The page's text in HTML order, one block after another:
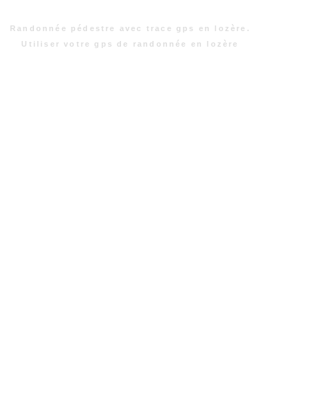
Randonnée pédestre avec trace gps en lozère.
Utiliser votre gps de randonnée en lozère